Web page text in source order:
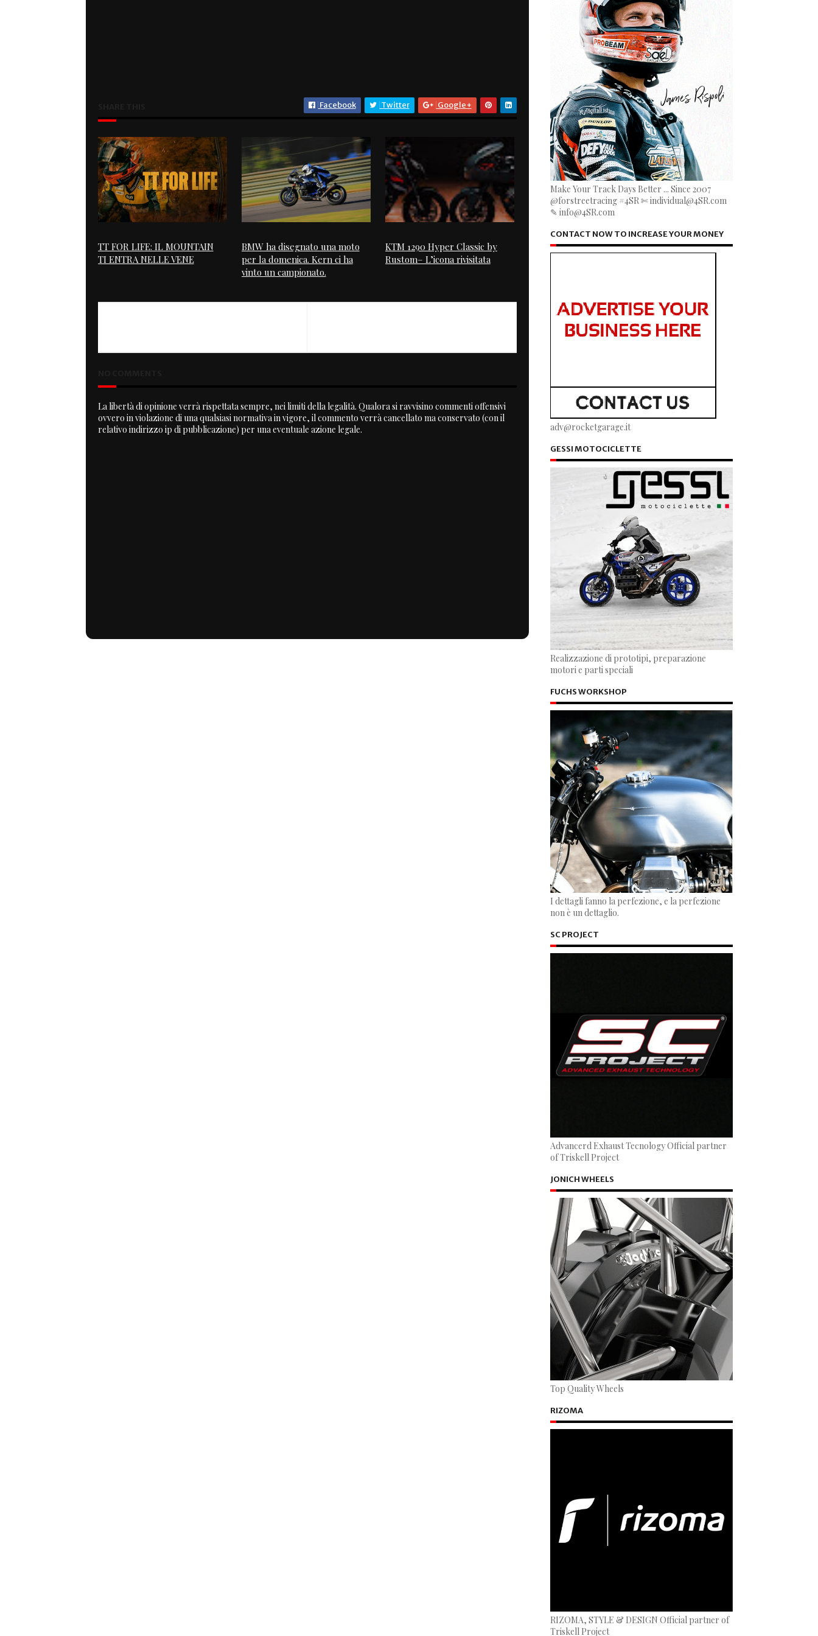
Facebook Twitter Google+
TT FOR LIFE: IL MOUNTAIN
TI ENTRA NELLE VENE
BMW ha disegnato una moto
per la domenica. Kern ci ha
vinto un campionato.
KTM 1290 Hyper Classic by
Rustom– L’icona rivisitata
La libertà di opinione verrà rispettata sempre, nei limiti della legalità. Qualora si ravvisino commenti offensivi
ovvero in violazione di una qualsiasi normativa in vigore, il commento verrà cancellato ma conservato (con il
relativo indirizzo ip di pubblicazione) per una eventuale azione legale.
Make Your Track Days Better ... Since 2007
@forstreetracing #4SR ✄ individual@4SR.com
✎ info@4SR.com
CONTACT NOW TO INCREASE YOUR MONEY
adv@rocketgarage.it
GESSI MOTOCICLETTE
Realizzazione di prototipi, preparazione
motori e parti speciali
FUCHS WORKSHOP
I dettagli fanno la perfezione, e la perfezione
non è un dettaglio.
SC PROJECT
Advancerd Exhaust Tecnology Official partner
of Triskell Project
JONICH WHEELS
Top Quality Wheels
RIZOMA
RIZOMA, STYLE & DESIGN Official partner of
Triskell Project